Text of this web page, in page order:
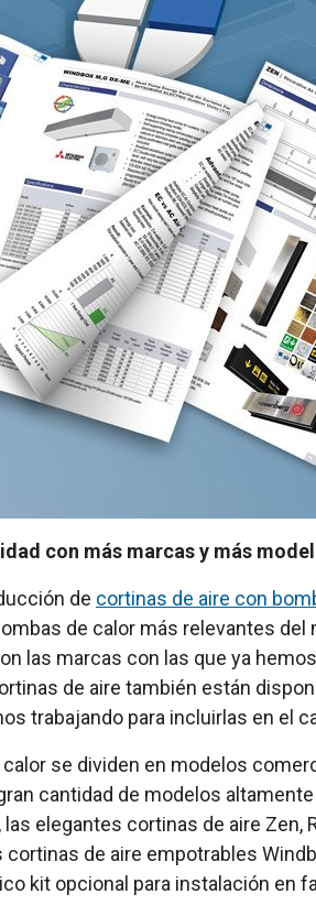
con más marcas y más
de cortinas de aire con
de calor más relevantes
las marcas con las que ya
de aire también están
trabajando para incluirlas en el
se dividen en modelos
cantidad de modelos
elegantes cortinas de aire Zen,
de aire empotrables
kit opcional para instalación en